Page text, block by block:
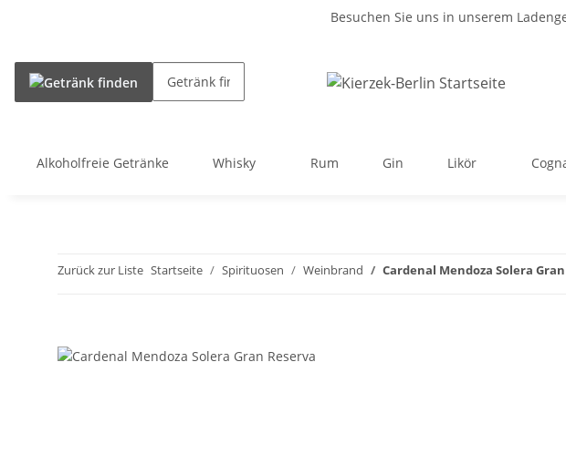
Besuchen Sie uns in unserem
Alkoholfreie Getränke Whisky Rum Gin Likör
Zurück zur Liste Startseite Spirituosen Weinbrand Cardenal Mendoza Solera